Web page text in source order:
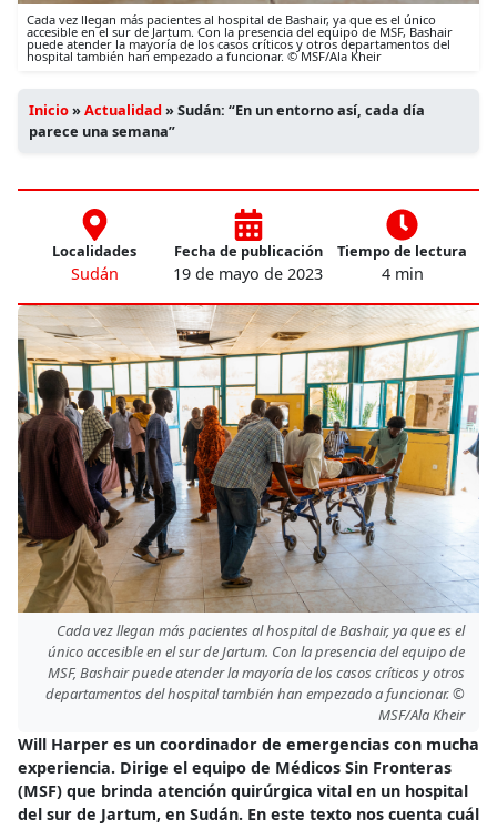
Cada vez llegan más pacientes al hospital de Bashair, ya que es el único
accesible en el sur de Jartum. Con la presencia del equipo de MSF, Bashair
puede atender la mayoría de los casos críticos y otros departamentos del
hospital también han empezado a funcionar. © MSF/Ala Kheir
Inicio»Actualidad»Sudán: “En un entorno así, cada día
parece una semana”
Localidades
Sudán
Fecha de publicación
19 de mayo de 2023
Tiempo de lectura
4 min
Cada vez llegan más pacientes al hospital de Bashair, ya que es el
único accesible en el sur de Jartum. Con la presencia del equipo de
MSF, Bashair puede atender la mayoría de los casos críticos y otros
departamentos del hospital también han empezado a funcionar. ©
MSF/Ala Kheir
Will Harper es un coordinador de emergencias con mucha
experiencia. Dirige el equipo de Médicos Sin Fronteras
(MSF) que brinda atención quirúrgica vital en un hospital
del sur de Jartum, en Sudán. En este texto nos cuenta cuál